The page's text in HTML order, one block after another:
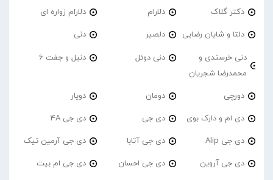
دکتر گلاک دلارام دلارام زواره ای
دلتا و شایان رضایی دلصیر دنی
دنی خرسندی و
محمدرضا شجریان
دنی دوئل دنیل و جفت 6
دورچی دومان دویار
دی ام و دارک بوی دی جی دی جی 4A
دی جی Alip دی جی آتابا دی جی آرمین تیک
دی جی آروین دی جی احسان دی جی ام بیت